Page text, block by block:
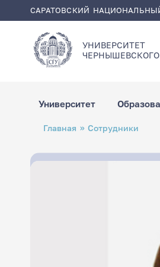
САРАТОВСКИЙ
УНИВЕРСИТЕТ
ЧЕРНЫШЕВСКОГO
Университет
Строка
навигации
Главная Сотрудники